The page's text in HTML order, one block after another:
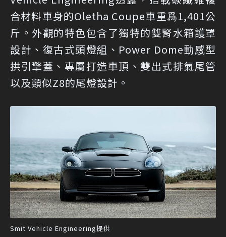
合材料車身的Oletha Coupe車重爲1,401公
斤。外觀的特色包含了獨特的雙腎水箱護罩
設計、復古式頭燈組、Power Dome動感型
拱引擎蓋、專屬打造車頂、雙出式排氣尾管
以及類似Z8的尾燈設計。
Smit Vehicle Engineering提供